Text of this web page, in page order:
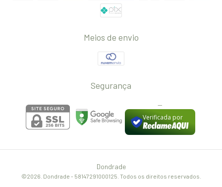
Meios de envio
Segurança
--
Verificada por
Dondrade
©2026. Dondrade - 58147291000125. Todos os direitos reservados.